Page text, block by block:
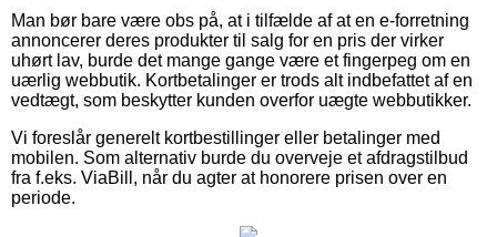
Man bør bare være obs på, at i tilfælde af at en e-forretning
annoncerer deres produkter til salg for en pris der virker
uhørt lav, burde det mange gange være et fingerpeg om en
uærlig webbutik. Kortbetalinger er trods alt indbefattet af en
vedtægt, som beskytter kunden overfor uægte webbutikker.
Vi foreslår generelt kortbestillinger eller betalinger med
mobilen. Som alternativ burde du overveje et afdragstilbud
fra f.eks. ViaBill, når du agter at honorere prisen over en
periode.